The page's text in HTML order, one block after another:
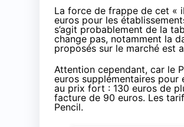
La force de frappe de cet «
euros pour les
s’agit probablement de la
change pas, notamment la
proposés sur le marché est
Attention cependant, car le
euros supplémentaires
au prix fort : 130 euros de
facture de 90 euros. Les
Pencil.